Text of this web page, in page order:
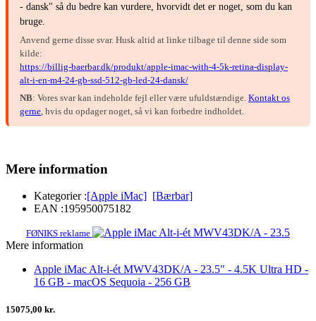
- dansk" så du bedre kan vurdere, hvorvidt det er noget, som du kan
bruge.
Anvend gerne disse svar. Husk altid at linke tilbage til denne side som
kilde:
https://billig-baerbar.dk/produkt/apple-imac-with-4-5k-retina-display-
alt-i-en-m4-24-gb-ssd-512-gb-led-24-dansk/
NB: Vores svar kan indeholde fejl eller være ufuldstændige. Kontakt os
gerne , hvis du opdager noget, så vi kan forbedre indholdet.
Mere information
Kategorier :[Apple iMac] [Bærbar]
EAN :195950075182
FØNIKS reklame
Mere information
Apple iMac Alt-i-ét MWV43DK/A - 23.5" - 4.5K Ultra HD -
16 GB - macOS Sequoia - 256 GB
15075,00 kr.